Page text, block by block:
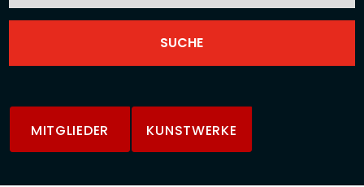
MITGLIEDER KUNSTWERKE